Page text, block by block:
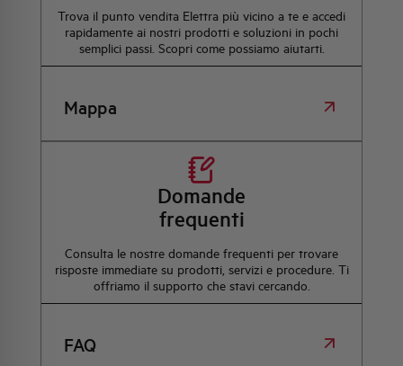
Trova il punto vendita Elettra più vicino a te e accedi
rapidamente ai nostri prodotti e soluzioni in pochi
semplici passi. Scopri come possiamo aiutarti.
Mappa
Domande
frequenti
Consulta le nostre domande frequenti per trovare
risposte immediate su prodotti, servizi e procedure. Ti
offriamo il supporto che stavi cercando.
FAQ